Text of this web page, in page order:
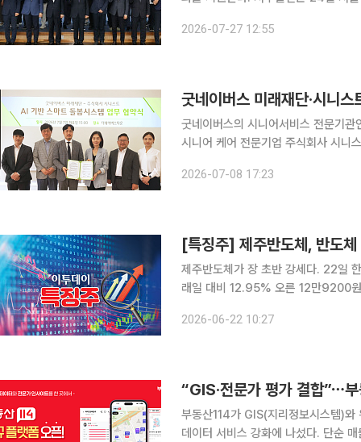
달 10일까지 진행한 협업 사업 공모를
2026-07-27 12:55
굿네이버스 미래재단·시니
굿네이버스의 시니어서비스 전문기
시니어 케어 전문기업 주식회사 시니
협약은 미래재단의 시니어 복지 전문
2026-07-08 17:23
[특징주] 제주반도체, 반도
제주반도체가 장 초반 강세다. 22일 한국거래소에 따르면 제주반도체는 오전 10시 23분 기준 전 거
래일 대비 12.95% 오른 12만9200원에 거래되고 있다. 이날 주
된다. 시장에서는 이러한 온기가 반도
2026-06-22 10:27
“GIS·전문가 평가 결합”⋯
부동산114가 GIS(지리정보시스템)
데이터 서비스 강화에 나섰다. 단순